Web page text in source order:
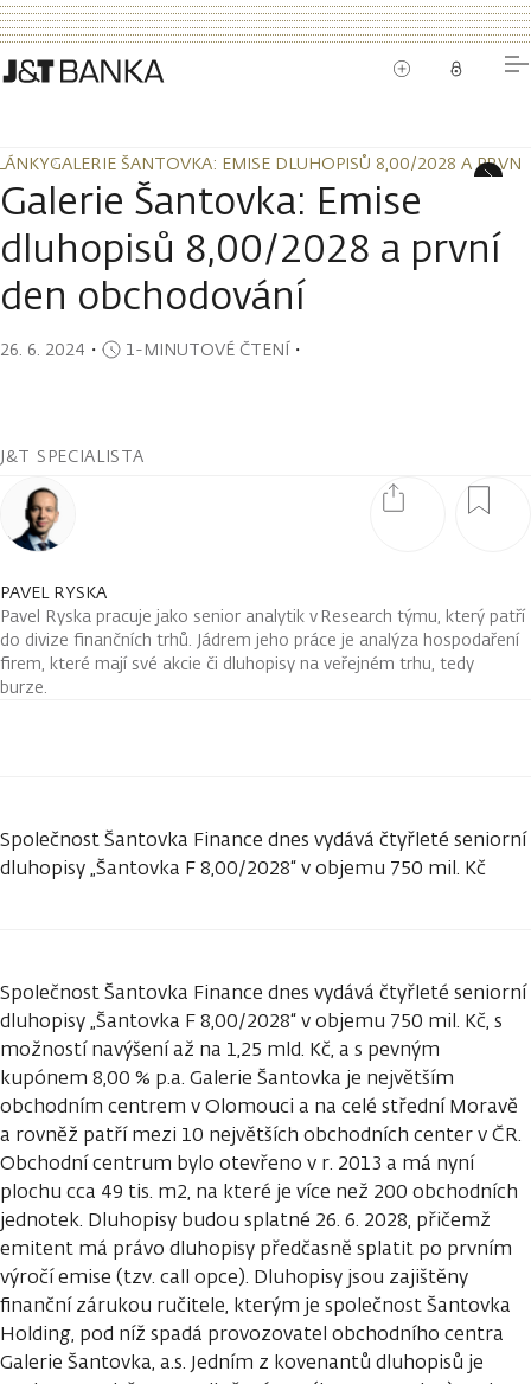
GALERIE ŠANTOVKA: EMISE DLUHOPISŮ 8,00/2028 A
GALERIE ŠANTOVKA: EMISE DLUHOPISŮ 8,00/2028 A
Galerie Šantovka: Emise
dluhopisů 8,00/2028 a první
den obchodování
26. 6. 2024 ・ 1-MINUTOVÉ ČTENÍ・
J&T SPECIALISTA
PAVEL RYSKA
Pavel Ryska pracuje jako senior analytik v Research týmu, který patří
do divize finančních trhů. Jádrem jeho práce je analýza hospodaření
firem, které mají své akcie či dluhopisy na veřejném trhu, tedy
burze.
Společnost Šantovka Finance dnes vydává čtyřleté seniorní
dluhopisy „Šantovka F 8,00/2028“ v objemu 750 mil. Kč
Společnost Šantovka Finance dnes vydává čtyřleté seniorní
dluhopisy „Šantovka F 8,00/2028“ v objemu 750 mil. Kč, s
možností navýšení až na 1,25 mld. Kč, a s pevným
kupónem 8,00 % p.a. Galerie Šantovka je největším
obchodním centrem v Olomouci a na celé střední Moravě
a rovněž patří mezi 10 největších obchodních center v ČR.
Obchodní centrum bylo otevřeno v r. 2013 a má nyní
plochu cca 49 tis. m2, na které je více než 200 obchodních
jednotek. Dluhopisy budou splatné 26. 6. 2028, přičemž
emitent má právo dluhopisy předčasně splatit po prvním
výročí emise (tzv. call opce). Dluhopisy jsou zajištěny
finanční zárukou ručitele, kterým je společnost Šantovka
Holding, pod níž spadá provozovatel obchodního centra
Galerie Šantovka, a.s. Jedním z kovenantů dluhopisů je